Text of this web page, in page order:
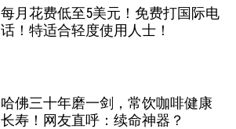
每月花费低至5美元！免费打国际电
话！特适合轻度使用人士！
哈佛三十年磨一剑，常饮咖啡健康
长寿！网友直呼：续命神器？